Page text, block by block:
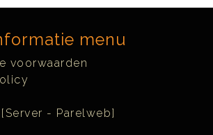
menu
voorwaarden
- Parelweb]